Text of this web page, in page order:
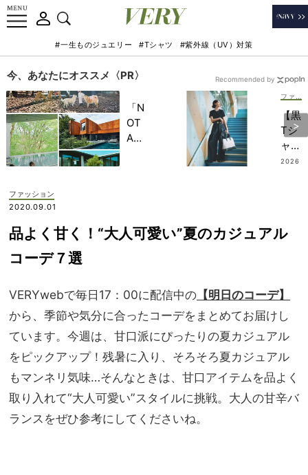
#一生ものジュエリー #Tシャツ #紫外線（UV）対策
今、あなたにオススメ〈PR〉
「N
OT
A
記憶
に一
【極
上の
家族
旅】
を
【黒
Tシ
ャ
ツ】
洗練
ちん
と見
自分
らし
さを
両立
2026
Recommended by
ファッション
2020.09.01
品よく甘く！“大人可愛い”夏のカジュアル
コーデ７選
VERYwebで毎日17：00に配信中の 【明日のコーデ】
から、季節や気分に合ったコーデをまとめてお届けし
ています。今週は、甘口派にぴったりの夏カジュアル
をピックアップ！残暑に入り、そろそろ夏カジュアル
もマンネリ気味…そんなときは、甘口アイテムを品よく
取り入れて“大人可愛い”スタイルに挑戦。大人の甘辛バ
ランスをぜひ参考にしてくださいね。